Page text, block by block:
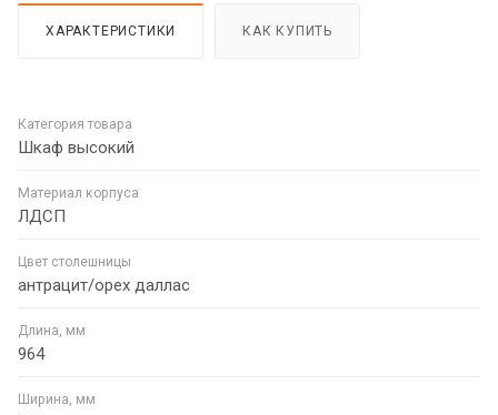
ХАРАКТЕРИСТИКИ КАК КУПИТЬ
Категория товара
Шкаф высокий
Материал корпуса
ЛДСП
Цвет столешницы
антрацит/орех даллас
Длина, мм
964
Ширина, мм